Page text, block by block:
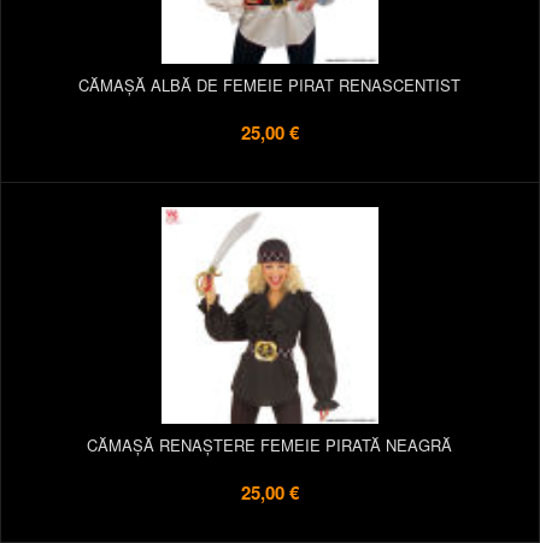
CĂMAȘĂ ALBĂ DE FEMEIE PIRAT RENASCENTIST
25,00 €
CĂMAȘĂ RENAȘTERE FEMEIE PIRATĂ NEAGRĂ
25,00 €